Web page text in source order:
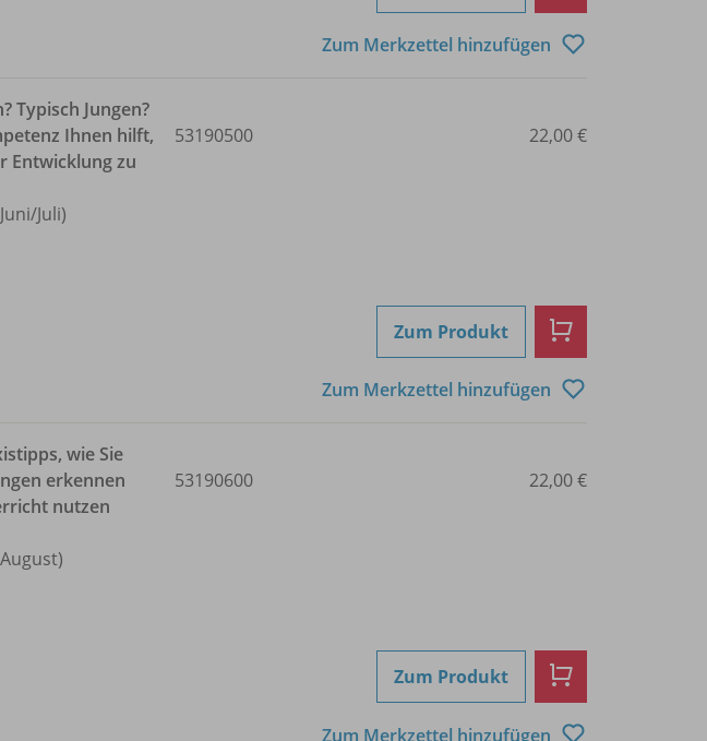
Zum Merkzettel hinzufügen
Typisch Jungen?
Ihnen hilft,
Entwicklung zu
Juli)
53190500 22,00 €
Zum Produkt
Zum Merkzettel hinzufügen
wie Sie
erkennen
nutzen
53190600 22,00 €
Zum Produkt
Zum Merkzettel hinzufügen